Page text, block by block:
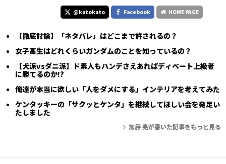
@katokato Facebook HOME PAGE
【徹底討論】「ネタバレ」はどこまで許されるの？
女子高生はどれくらいガンダムのことを知っているの？
【犬派vsダニ派】ド素人もハンデさえあればディベート上級者
に勝てるのか!?
俺達が本当に欲しい「人をダメにする」インテリアを考えてみた
ケンタッキーの「サクッとケンタ」を継続してほしい会を発足い
たしました
加藤 亮が書いた記事をもっと見る